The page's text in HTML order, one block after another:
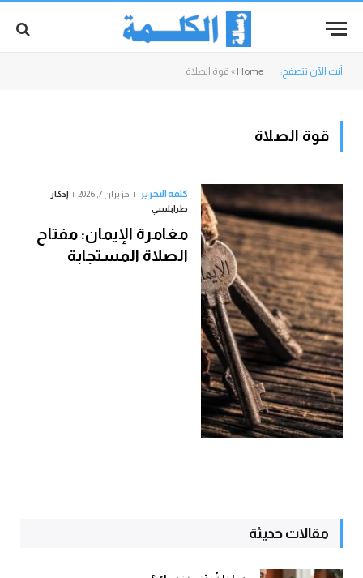
أنت الآن تتصفح: Home
» قوة الصلاة
قوة الصلاة
كلمة التحرير حزيران 7, 2026
إدكار
طرابلسي
مغامرة الإيمان: مفتاح
الصلاة المستجابة
مقالات حديثة